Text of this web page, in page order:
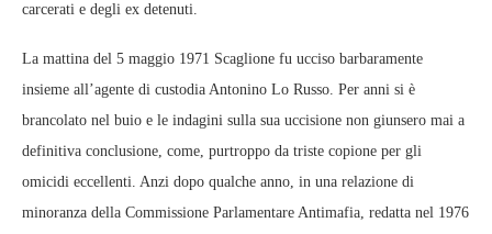
carcerati e degli ex detenuti.
La mattina del 5 maggio 1971 Scaglione fu ucciso barbaramente
insieme all’agente di custodia Antonino Lo Russo. Per anni si è
brancolato nel buio e le indagini sulla sua uccisione non giunsero mai a
definitiva conclusione, come, purtroppo da triste copione per gli
omicidi eccellenti. Anzi dopo qualche anno, in una relazione di
minoranza della Commissione Parlamentare Antimafia, redatta nel 1976